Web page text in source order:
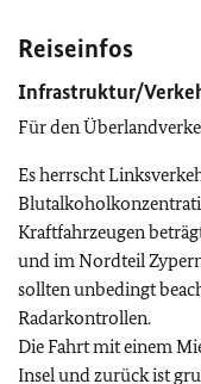
Reiseinfos
Infrastruktur/
Für den
Es herrscht
Kraftfahrzeugen
und im Nordteil
sollten unbedingt
Radarkontrollen.
Die Fahrt mit einem
Insel und zurück ist